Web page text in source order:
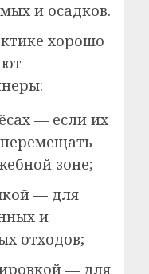
и осадков.
хорошо
— если их
зоне;
— для
и
отходов;
— для